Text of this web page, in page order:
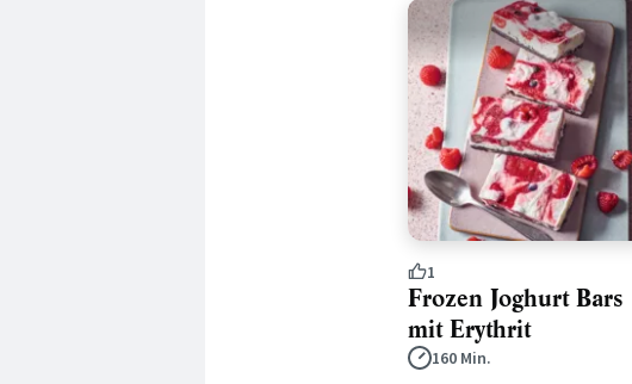
1
Frozen Joghurt Bars
mit Erythrit
160 Min.